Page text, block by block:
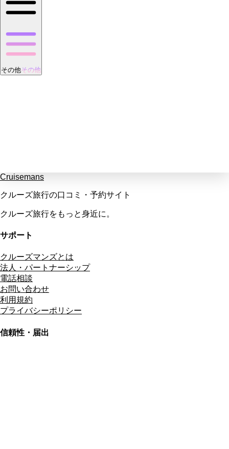
その他その他
Cruisemans
クルーズ旅行の口コミ・予約サイト
クルーズ旅行をもっと身近に。
サポート
クルーズマンズとは
法人・パートナーシップ
電話相談
お問い合わせ
利用規約
プライバシーポリシー
信頼性・届出